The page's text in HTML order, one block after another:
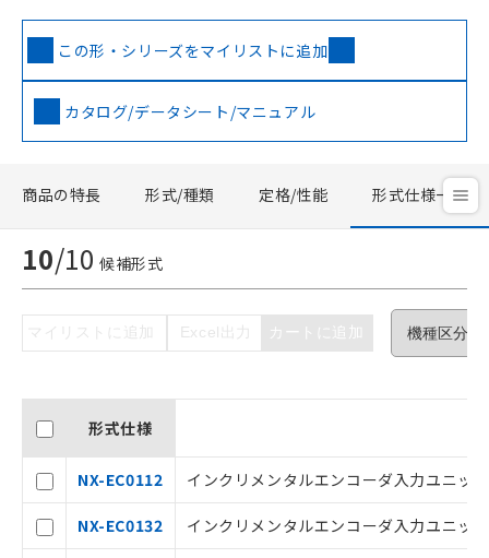
この形・シリーズをマイリストに追加
カタログ/データシート/マニュアル
商品の特長 形式/種類 定格/性能 形式仕様一覧
10/10 候補形式
マイリストに追加 Excel出力 カートに追加
形式仕様
NX-EC0112 インクリメンタルエンコーダ入力ユニッ
NX-EC0132 インクリメンタルエンコーダ入力ユニッ
ご利用条件
以下の条件をお読みいただき、同意のうえ
ご利用ください。